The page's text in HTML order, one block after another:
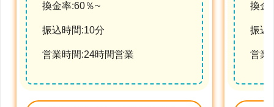
換金率:60％~
振込時間:10分
営業時間:24時間営業
換金
振込
営業